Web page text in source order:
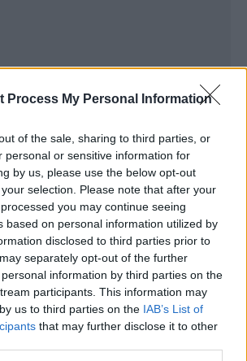
Process My Personal Information
of the sale, sharing to third parties, or
personal or sensitive information for
by us, please use the below opt-out
selection. Please note that after your
you may continue seeing
based on personal information utilized by
disclosed to third parties prior to
separately opt-out of the further
information by third parties on the
participants. This information may
us to third parties on the IAB’s List of
that may further disclose it to other
Publicidad